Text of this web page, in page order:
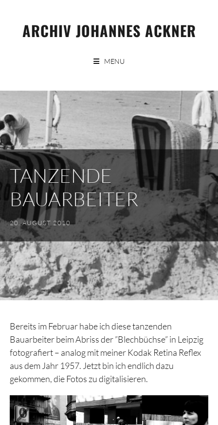
contentARCHIV JOHANNES ACKNER
MENU
TANZENDE
BAUARBEITER
20. AUGUST 2010
Bereits im Februar habe ich diese tanzenden
Bauarbeiter beim Abriss der ”Blechbüchse” in Leipzig
fotografiert – analog mit meiner Kodak Retina Reflex
aus dem Jahr 1957. Jetzt bin ich endlich dazu
gekommen, die Fotos zu digitalisieren.